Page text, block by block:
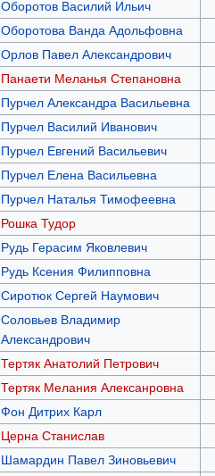
Оборотов Василий Ильич
Оборотова Ванда Адольфовна
Орлов Павел Александрович
Панаети Меланья Степановна
Пурчел Александра Васильевна
Пурчел Василий Иванович
Пурчел Евгений Васильевич
Пурчел Елена Васильевна
Пурчел Наталья Тимофеевна
Рошка Тудор
Рудь Герасим Яковлевич
Рудь Ксения Филипповна
Сиротюк Сергей Наумович
Соловьев Владимир
Александрович
Тертяк Анатолий Петрович
Тертяк Мелания Алексанровна
Фон Дитрих Карл
Церна Станислав
Шамардин Павел Зиновьевич